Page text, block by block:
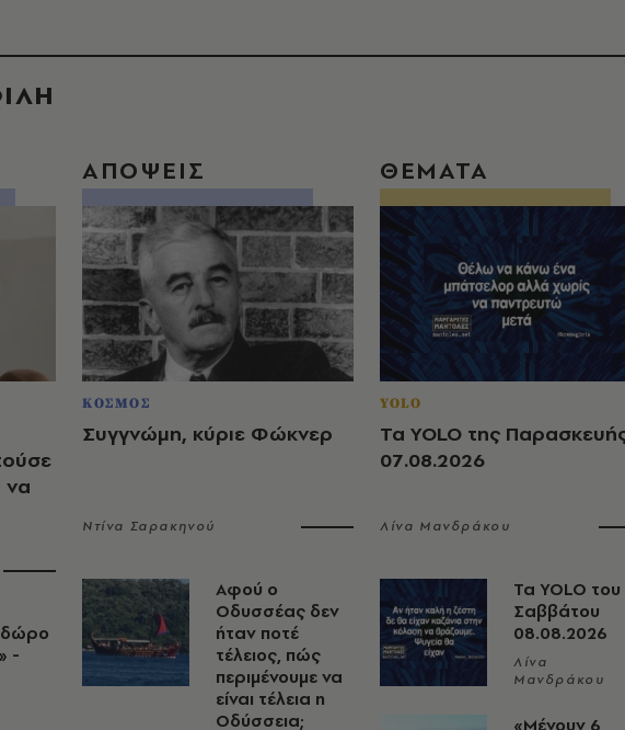
να
δώρο
-
ΑΠΟΨΕΙΣ
ΚΟΣΜΟΣ
Συγγνώμη, κύριε Φώκνερ
Ντίνα Σαρακηνού
Αφού ο
Οδυσσέας δεν
ήταν ποτέ
τέλειος, πώς
περιμένουμε να
είναι τέλεια η
Οδύσσεια;
ΘΕΜΑΤΑ
YOLO
Τα YOLO της
07.08.2026
Λίνα Μανδράκου
Τα YOLO του
Σαββάτου
08.08.2026
Λίνα
Μανδράκου
«Μένουν 6